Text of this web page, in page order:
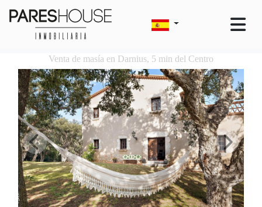
Venta de masía en Darnius, 5 min del Centro